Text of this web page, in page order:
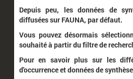
Rang taxonomique :
Affichage de1à 1sur1
Depuis peu, les données de
diffusées sur FAUNA, par défaut.
Vous pouvez désormais
souhaité à partir du filtre de
Pour en savoir plus sur les
d'occurrence et données de